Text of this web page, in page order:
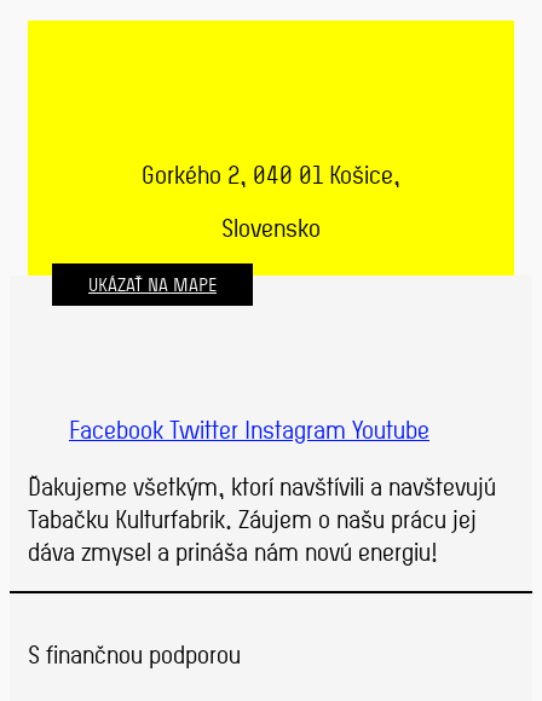
Gorkého 2, 040 01 Košice,
Slovensko
UKÁZAŤ NA MAPE
Facebook Twitter Instagram Youtube
Ďakujeme všetkým, ktorí navštívili a navštevujú
Tabačku Kulturfabrik. Záujem o našu prácu jej
dáva zmysel a prináša nám novú energiu!
S finančnou podporou